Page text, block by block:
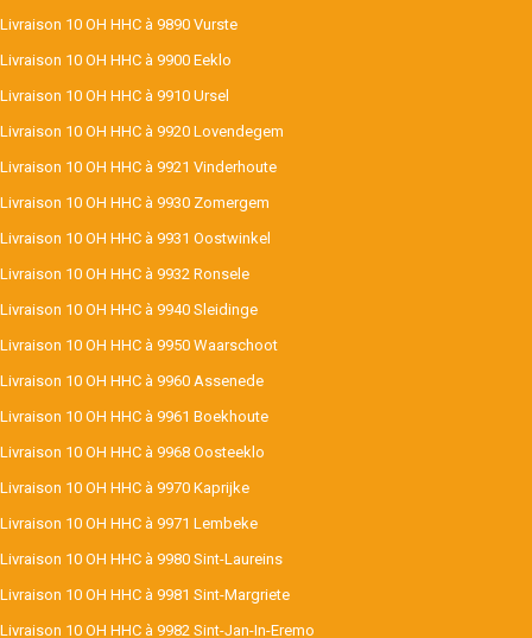
Livraison 10 OH HHC à 9890 Vurste
Livraison 10 OH HHC à 9900 Eeklo
Livraison 10 OH HHC à 9910 Ursel
Livraison 10 OH HHC à 9920 Lovendegem
Livraison 10 OH HHC à 9921 Vinderhoute
Livraison 10 OH HHC à 9930 Zomergem
Livraison 10 OH HHC à 9931 Oostwinkel
Livraison 10 OH HHC à 9932 Ronsele
Livraison 10 OH HHC à 9940 Sleidinge
Livraison 10 OH HHC à 9950 Waarschoot
Livraison 10 OH HHC à 9960 Assenede
Livraison 10 OH HHC à 9961 Boekhoute
Livraison 10 OH HHC à 9968 Oosteeklo
Livraison 10 OH HHC à 9970 Kaprijke
Livraison 10 OH HHC à 9971 Lembeke
Livraison 10 OH HHC à 9980 Sint-Laureins
Livraison 10 OH HHC à 9981 Sint-Margriete
Livraison 10 OH HHC à 9982 Sint-Jan-In-Eremo